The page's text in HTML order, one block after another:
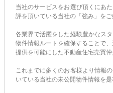
当社のサービスをお選び頂くにあ
評を頂いている当社の「強み」をご
各業界で活躍をした経験豊かなス
物件情報ルートを確保することで
提供を可能にした不動産住宅売買仲
これまでに多くのお客様より情報
いている当社の未公開物件情報を是